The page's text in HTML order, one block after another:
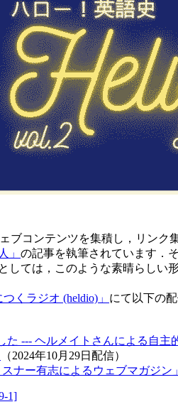
ブコンテンツを集積し，リン
」 の記事を執筆されています．
ては，このような素晴らしい
くラジオ (heldio)」 にて以下の
た --- ヘルメイトさんによる自主
（2024年10月29日配信）
ナー有志によるウェブマガジン」
1]